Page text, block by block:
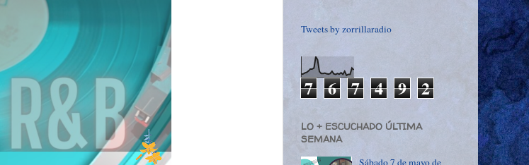
Tweets by zorrillaradio
7 6 7 4 9 2
LO + ESCUCHADO ÚLTIMA
SEMANA
Sábado 7 de mayo de